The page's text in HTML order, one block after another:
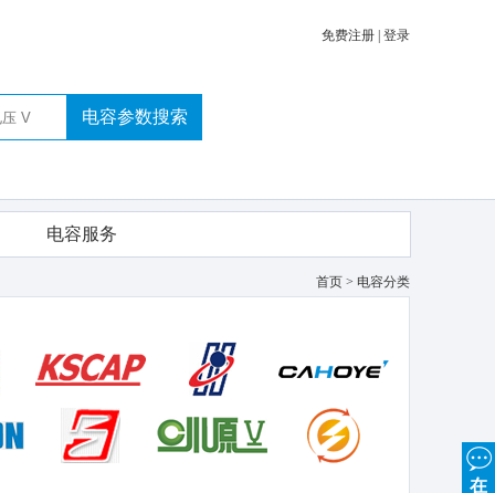
免费注册 登录
电容参数搜索
电容服务
首页 > 电容分类
在